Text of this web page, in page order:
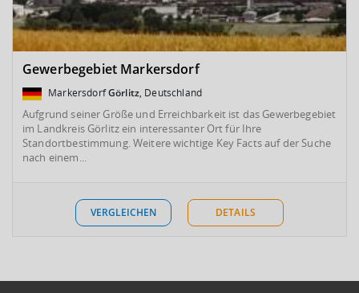
Gewerbegebiet Markersdorf
MarkersdorfGörlitz, Deutschland
Aufgrund seiner Größe und Erreichbarkeit ist das Gewerbegebiet
im Landkreis Görlitz ein interessanter Ort für Ihre
Standortbestimmung. Weitere wichtige Key Facts auf der Suche
nach einem...
VERGLEICHEN DETAILS